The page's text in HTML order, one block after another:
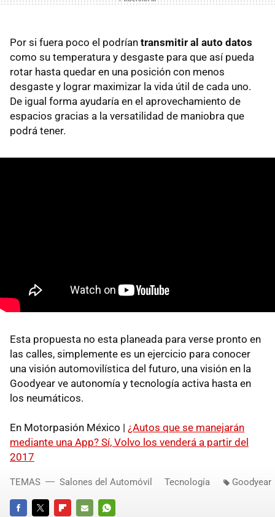
Por si fuera poco el podrían transmitir al auto datos
como su temperatura y desgaste para que así pueda
rotar hasta quedar en una posición con menos
desgaste y lograr maximizar la vida útil de cada uno.
De igual forma ayudaría en el aprovechamiento de
espacios gracias a la versatilidad de maniobra que
podrá tener.
Esta propuesta no esta planeada para verse pronto en
las calles, simplemente es un ejercicio para conocer
una visión automovilística del futuro, una visión en la
Goodyear ve autonomía y tecnología activa hasta en
los neumáticos.
En Motorpasión México | ¿Autos que se manejarán
mediante una App? Sí, Volvo los venderá a partir del
2017
TEMAS Salones del Automóvil Tecnología Goodyear